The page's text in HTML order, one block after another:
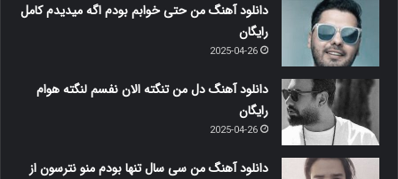
دانلود آهنگ من حتی خوابم بودم اگه میدیدم کامل
رایگان
2025-04-26
دانلود آهنگ دل من تنگته الان نفسم لنگته هوام
رایگان
2025-04-26
دانلود آهنگ من سی سال تنها بودم منو نترسون از